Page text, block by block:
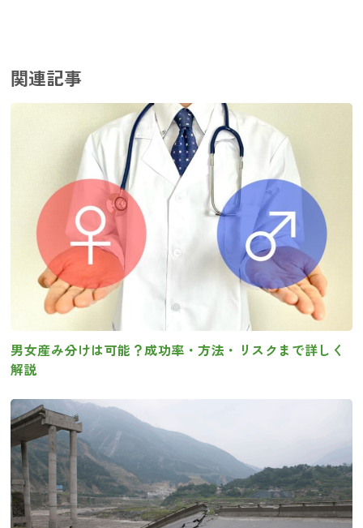
関連記事
男女産み分けは可能？成功率・方法・リスクまで詳しく
解説